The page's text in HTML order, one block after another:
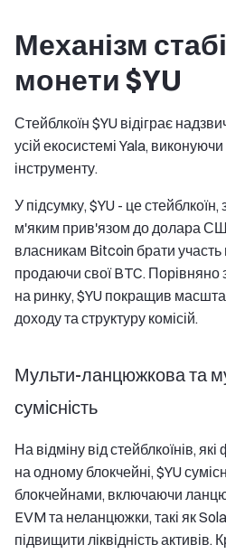
Механізм
монети $YU
Стейблкоїн $YU відіграє
усій екосистемі Yala, виконуючи
інструменту.
У підсумку, $YU - це
м'яким прив'язом до долара
власникам Bitcoin брати участь
продаючи свої BTC. Порівняно
на ринку, $YU покращив
доходу та структуру комісій.
Мульти-ланцюжкова та
сумісність
На відміну від стейблкоїнів,
на одному блокчейні, $YU
блокчейнами, включаючи
EVM та неланцюжки, такі як
підвищити ліквідність активів.